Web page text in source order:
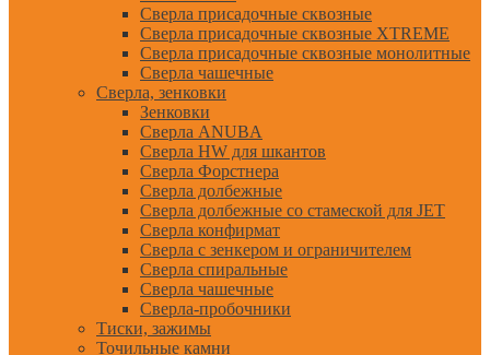
Сверла присадочные сквозные
Сверла присадочные сквозные XTREME
Сверла присадочные сквозные монолитные
Сверла чашечные
Сверла, зенковки
Зенковки
Сверла ANUBA
Сверла HW для шкантов
Сверла Форстнера
Сверла долбежные
Сверла долбежные со стамеской для JET
Сверла конфирмат
Сверла с зенкером и ограничителем
Сверла спиральные
Сверла чашечные
Сверла-пробочники
Тиски, зажимы
Точильные камни